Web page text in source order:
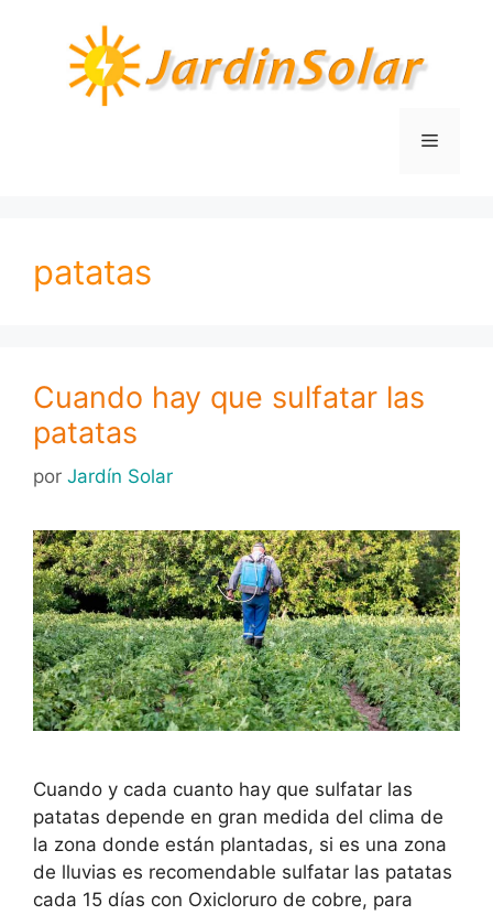
contenido
Menú
patatas
Cuando hay que sulfatar las
patatas
por Jardín Solar
Cuando y cada cuanto hay que sulfatar las
patatas depende en gran medida del clima de
la zona donde están plantadas, si es una zona
de lluvias es recomendable sulfatar las patatas
cada 15 días con Oxicloruro de cobre, para